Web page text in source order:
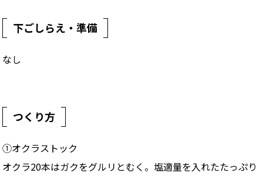
下ごしらえ・準備
なし
つくり方
①オクラストック
オクラ20本はガクをグルリとむく。塩適量を入れたたっぷり